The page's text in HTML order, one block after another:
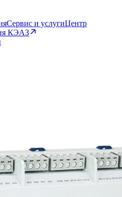
Сервис и услугиЦентр
КЭАЗ